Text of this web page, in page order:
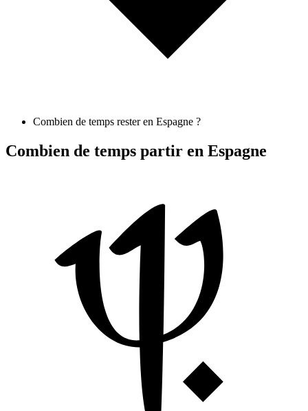
Combien de temps rester en Espagne ?
Combien de temps partir en Espagne